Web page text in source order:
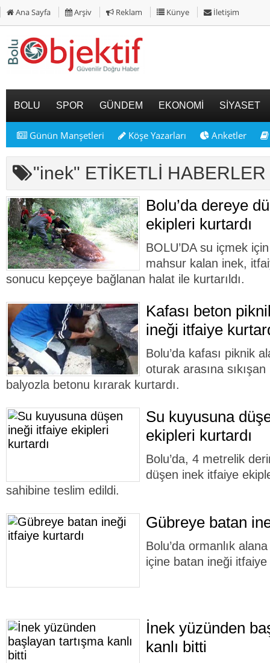
Ana Sayfa Arşiv Reklam Künye İletişim
BOLU SPOR GÜNDEM EKONOMİ SİYASET
Günün Manşetleri Köşe Yazarları Anketler
"inek" ETİKETLİ HABERLER
Bolu’da dereye
ekipleri kurtardı
BOLU’DA su içmek
mahsur kalan inek,
sonucu kepçeye bağlanan halat ile kurtarıldı.
Kafası beton
ineği itfaiye
Bolu’da kafası piknik
oturak arasına
balyozla betonu kırarak kurtardı.
Su kuyusuna
ekipleri kurtardı
Bolu’da, 4 metrelik
düşen inek itfaiye
sahibine teslim edildi.
Gübreye batan
Bolu’da ormanlık
içine batan ineği
İnek yüzünden
kanlı bitti